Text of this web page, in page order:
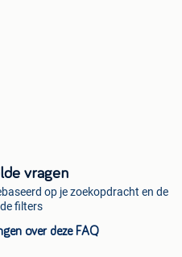
vragen
op je zoekopdracht en de
filters
over deze FAQ